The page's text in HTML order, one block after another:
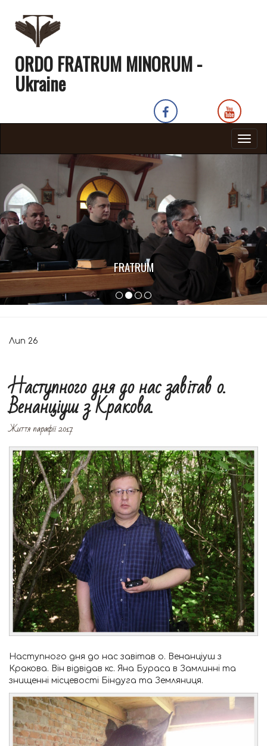
ORDO FRATRUM MINORUM -
Ukraine
FRATRUM
Лип 26
Наступного дня до нас завітав о.
Венанціуш з Кракова.
Життя парафії 2017
Наступного дня до нас завітав о. Венанціуш з
Кракова. Він відвідав кс. Яна Бураса в Замлинні та
знищенні місцевості Біндуга та Земляниця.